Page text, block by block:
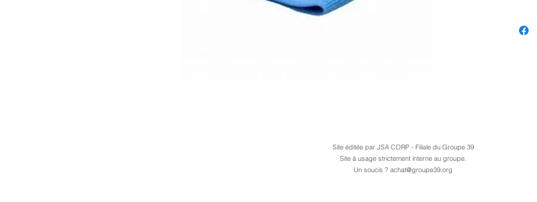
Site éditée par JSA CORP - Filiale du Groupe 39
Site à usage strictement interne au groupe.
Un soucis ? achat@groupe39.org